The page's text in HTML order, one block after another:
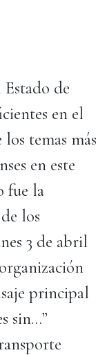
de
en el
temas más
en este
fue la
los
3 de abril
principal
sin…”